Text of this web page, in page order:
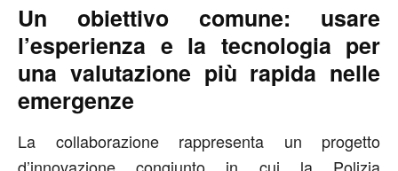
Un obiettivo comune: usare
l’esperienza e la tecnologia per
una valutazione più rapida nelle
emergenze
La collaborazione rappresenta un progetto